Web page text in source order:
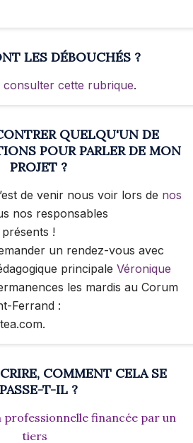
LES DÉBOUCHÉS ?
consulter cette rubrique.
QUELQU'UN DE
POUR PARLER DE MON
PROJET ?
de venir nous voir lors de nos
nos responsables
!
un rendez-vous avec
principale Véronique
les mardis au Corum
Ferrand :
COMMENT CELA SE
PASSE-T-IL ?
financée par un
tiers